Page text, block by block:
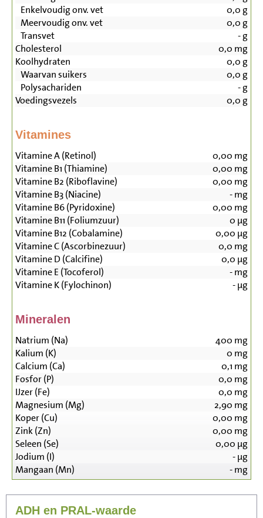
Enkelvoudig onv. vet
0,0 g
Meervoudig onv. vet
0,0 g
Transvet
-g
Cholesterol
0,0 mg
Koolhydraten
0,0 g
Waarvan suikers
0,0 g
Polysachariden
-g
Voedingsvezels
0,0 g
Vitamines
Vitamine A (Retinol) 0,00 mg
Vitamine B1 (Thiamine)
0,00 mg
Vitamine B2 (Riboflavine)
0,00 mg
Vitamine B3 (Niacine)
-mg
Vitamine B6 (Pyridoxine)
0,00 mg
Vitamine B11 (Foliumzuur)
0 µg
Vitamine B12 (Cobalamine)
0,00 µg
Vitamine C (Ascorbinezuur)
0,0 mg
Vitamine D (Calcifine)
0,0 µg
Vitamine E (Tocoferol)
-mg
Vitamine K (Fylochinon)
-µg
Mineralen
Natrium (Na) 400 mg
Kalium (K)
0 mg
Calcium (Ca)
0,1 mg
Fosfor (P)
0,0 mg
IJzer (Fe)
0,0 mg
Magnesium (Mg)
2,90 mg
Koper (Cu)
0,00 mg
Zink (Zn)
0,00 mg
Seleen (Se)
0,00 µg
Jodium (I)
-µg
Mangaan (Mn)
-mg
ADH en PRAL-waarde